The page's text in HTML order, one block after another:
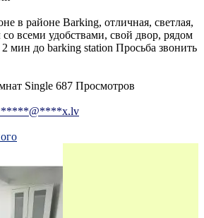
в районе Barking, отличная, светлая,
всеми удобствами, свой двор, рядом
мин до barking station Просьба звонить
Single 687 Просмотров